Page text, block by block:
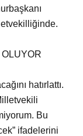
hatırlattı.
Bu
ifadelerini